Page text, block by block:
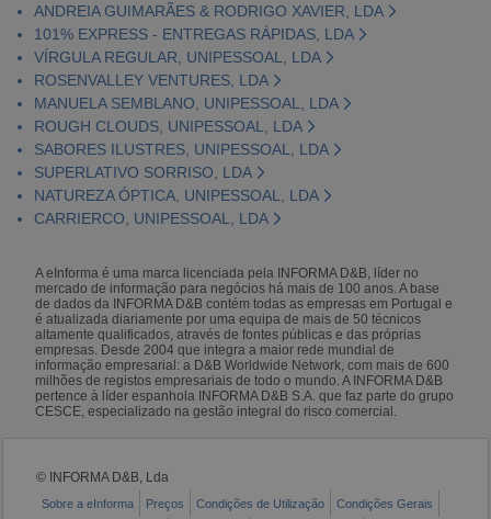
ANDREIA GUIMARÃES & RODRIGO XAVIER, LDA
101% EXPRESS - ENTREGAS RÁPIDAS, LDA
VÍRGULA REGULAR, UNIPESSOAL, LDA
ROSENVALLEY VENTURES, LDA
MANUELA SEMBLANO, UNIPESSOAL, LDA
ROUGH CLOUDS, UNIPESSOAL, LDA
SABORES ILUSTRES, UNIPESSOAL, LDA
SUPERLATIVO SORRISO, LDA
NATUREZA ÓPTICA, UNIPESSOAL, LDA
CARRIERCO, UNIPESSOAL, LDA
A eInforma é uma marca licenciada pela INFORMA D&B, líder no
mercado de informação para negócios há mais de 100 anos. A base
de dados da INFORMA D&B contém todas as empresas em Portugal e
é atualizada diariamente por uma equipa de mais de 50 técnicos
altamente qualificados, através de fontes públicas e das próprias
empresas. Desde 2004 que integra a maior rede mundial de
informação empresarial: a D&B Worldwide Network, com mais de 600
milhões de registos empresariais de todo o mundo. A INFORMA D&B
pertence à líder espanhola INFORMA D&B S.A. que faz parte do grupo
CESCE, especializado na gestão integral do risco comercial.
© INFORMA D&B, Lda
Sobre a eInforma Preços Condições de Utilização Condições Gerais